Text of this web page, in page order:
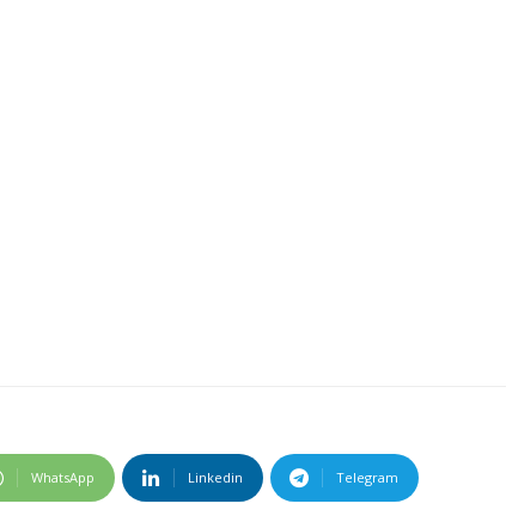
WhatsApp Linkedin Telegram